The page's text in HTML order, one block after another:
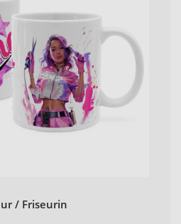
/ Friseurin